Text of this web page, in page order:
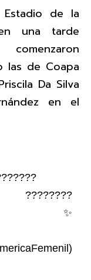
de la
una tarde
las de Coapa
Da Silva
en el
✨